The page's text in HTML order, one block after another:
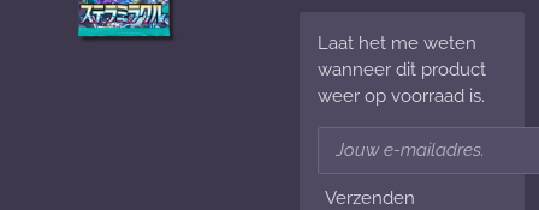
Laat het me weten
wanneer dit product
weer op voorraad is.
Verzenden